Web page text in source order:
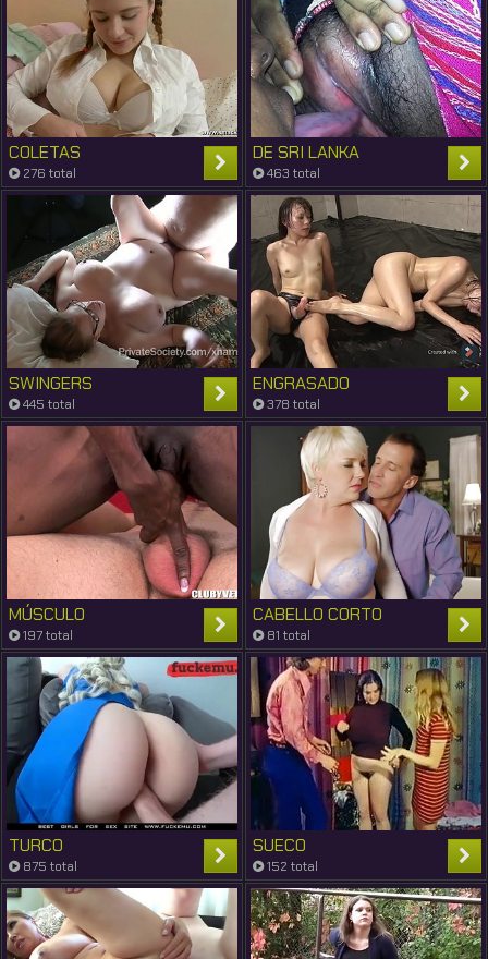
COLETAS
276 total
DE SRI LANKA
463 total
SWINGERS
445 total
ENGRASADO
378 total
MÚSCULO
197 total
CABELLO CORTO
81 total
TURCO
875 total
SUECO
152 total